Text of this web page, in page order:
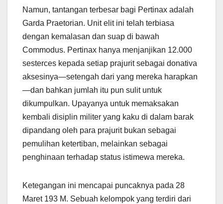
Namun, tantangan terbesar bagi Pertinax adalah
Garda Praetorian. Unit elit ini telah terbiasa
dengan kemalasan dan suap di bawah
Commodus. Pertinax hanya menjanjikan 12.000
sesterces kepada setiap prajurit sebagai donativa
aksesinya—setengah dari yang mereka harapkan
—dan bahkan jumlah itu pun sulit untuk
dikumpulkan. Upayanya untuk memaksakan
kembali disiplin militer yang kaku di dalam barak
dipandang oleh para prajurit bukan sebagai
pemulihan ketertiban, melainkan sebagai
penghinaan terhadap status istimewa mereka.
Ketegangan ini mencapai puncaknya pada 28
Maret 193 M. Sebuah kelompok yang terdiri dari